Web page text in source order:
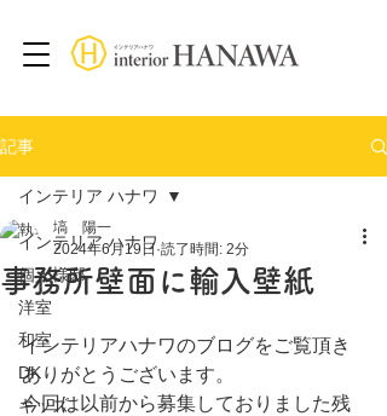
記事
インテリア ハナワ
個人様邸
洋室
和室
DK
キッズ
インテリア ハナワ
事務所壁面に輸入壁紙
塙 陽一
2024年6月19日 読了時間: 2分
インテリアハナワのブログをご覧頂き
ありがとうございます。
今回は以前から募集しておりました残